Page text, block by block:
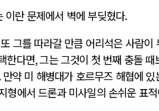
이란 문제에서 벽에 부딪혔다.
또 그를 따라갈 만큼 어리석은 사람이
한다면,그는 그것이 첫 번째 충돌
만약 미 해병대가 호르무즈 해협에
형에서 드론과 미사일의 손쉬운 표